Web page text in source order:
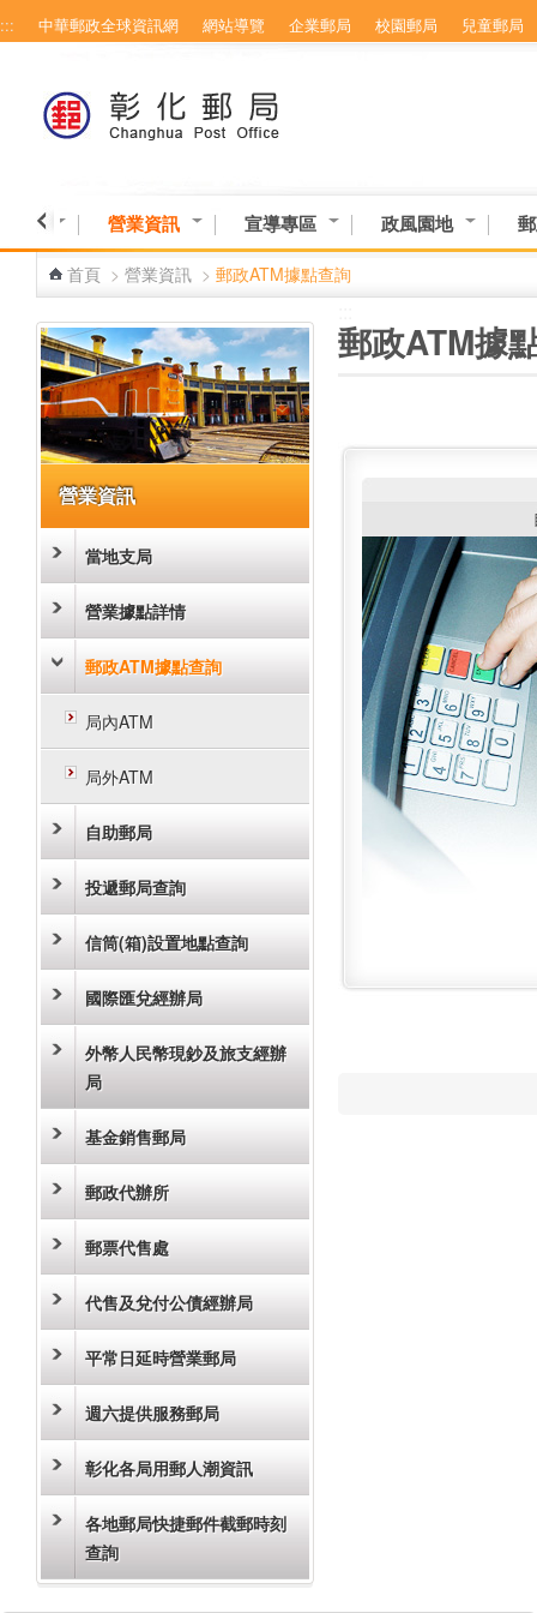
跳到主要內容區塊
::: 中華郵政全球資訊網 網站導覽 企業郵局 校園郵局 兒童郵局
專區 營業資訊 宣導專區 政風園地
首頁 > 營業資訊 > 郵政ATM據點查詢
營業資訊
當地支局
營業據點詳情
郵政ATM據點查詢
局內ATM
局外ATM
自助郵局
投遞郵局查詢
信筒(箱)設置地點查詢
國際匯兌經辦局
外幣人民幣現鈔及旅支經辦
局
基金銷售郵局
郵政代辦所
郵票代售處
代售及兌付公債經辦局
平常日延時營業郵局
週六提供服務郵局
彰化各局用郵人潮資訊
各地郵局快捷郵件截郵時刻
查詢
郵政ATM據